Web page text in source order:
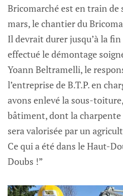
Bricomarché est en train
mars, le chantier du
Il devrait durer jusqu’à la fin
effectué le démontage
Yoann Beltramelli, le
l’entreprise de B.T.P. en
avons enlevé la sous-
bâtiment, dont la
sera valorisée par un
Ce qui a été dans le Haut-
Doubs !”